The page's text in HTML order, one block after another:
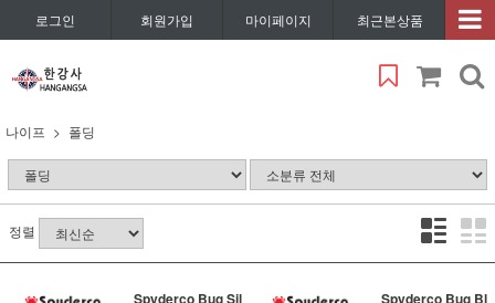
로그인 회원가입 마이페이지 최근본상품
나이프 폴딩
정렬
Spyderco Bug Sil
Spyderco Bug Bl